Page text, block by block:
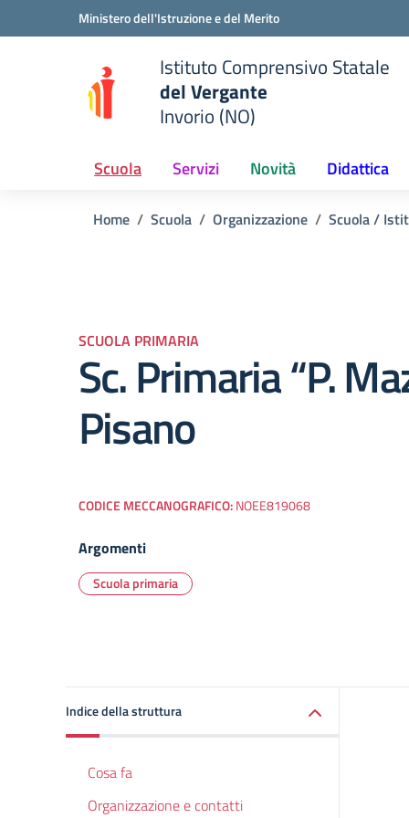
Vai ai contenuti
Vai al menu di navigazioneMinistero dell'Istruzione e del Merito
scuola
Istituto Comprensivo Statale
del Vergante
Invorio (NO)
Scuola Servizi Novità Didattica
Home Scuola Organizzazione Scuola /
SCUOLA PRIMARIA
Sc. Primaria “P.
Pisano
CODICE MECCANOGRAFICO:NOEE819068
Argomenti
Scuola primaria
Indice della struttura
Cosa fa
Organizzazione e contatti